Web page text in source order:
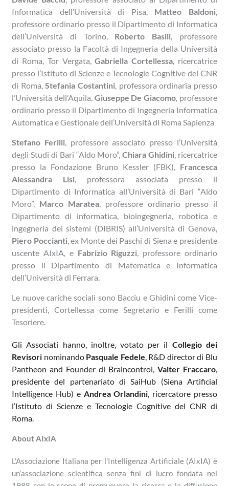
Informatica dell’Università di Pisa, Matteo Baldoni,
professore ordinario presso il Dipartimento di Informatica
dell’Università di Torino, Roberto Basili , professore
associato presso la Facoltà di Ingegneria della Università
di Roma, Tor Vergata,Gabriella Cortellessa , ricercatrice
presso l’Istituto di Scienze e Tecnologie Cognitive del CNR
di Roma, Stefania Costantini , professora ordinaria presso
l’Università dell’Aquila, Giuseppe De Giacomo , professore
ordinario presso il Dipartimento di Ingegneria Informatica
Automatica e Gestionale dell’Università di Roma Sapienza
Stefano Ferilli, professore associato presso l’Università
degli Studi di Bari “Aldo Moro”,Chiara Ghidini , ricercatrice
presso la Fondazione Bruno Kessler (FBK), Francesca
Alessandra Lisi , professora associata presso il
Dipartimento di Informatica all’Università di Bari “Aldo
Moro”, Marco Maratea , professore ordinario presso il
Dipartimento di informatica, bioingegneria, robotica e
ingegneria dei sistemi (DIBRIS) all’Università di Genova,
Piero Poccianti, ex Monte dei Paschi di Siena e presidente
uscente AIxIA, e Fabrizio Riguzzi , professore ordinario
presso il Dipartimento di Matematica e Informatica
dell’Università di Ferrara.
Le nuove cariche sociali sono Bacciu e Ghidini come Vice-
presidenti, Cortellessa come Segretario e Ferilli come
Tesoriere.
Gli Associati hanno, inoltre, votato per il Collegio dei
Revisori nominando Pasquale Fedele R&D director di Blu
Pantheon and Founder di Braincontrol Valter Fraccaro,
presidente del partenariato di SaiHub (Siena Artificial
Intelligence Hub) e Andrea Orlandini , ricercatore presso
l’Istituto di Scienze e Tecnologie Cognitive del CNR di
Roma.
About AIxIA
L’Associazione Italiana per l’Intelligenza Artificiale (AIxIA) è
un’associazione scientifica senza fini di lucro fondata nel